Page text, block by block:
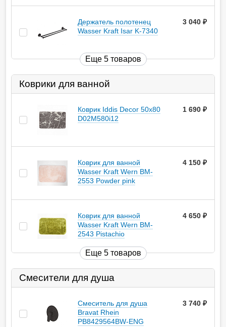
Держатель полотенец
Wasser Kraft Isar K-7340
3 040
Еще 5 товаров
Коврики для ванной
Коврик Iddis Decor 50х80
D02M580i12
1 690
Коврик для ванной
Wasser Kraft Wern BM-
2553 Powder pink
4 150
Коврик для ванной
Wasser Kraft Wern BM-
2543 Pistachio
4 650
Еще 5 товаров
Смесители для душа
Смеситель для душа
Bravat Rhein
PB8429564BW-ENG
3 740